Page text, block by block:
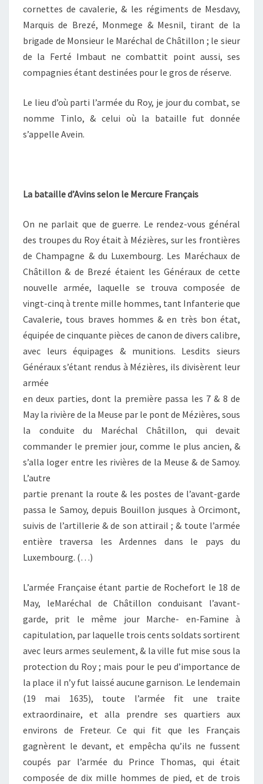
cornettes de cavalerie, & les régiments de Mesdavy,
Marquis de Brezé, Monmege & Mesnil, tirant de la
brigade de Monsieur le Maréchal de Châtillon ; le sieur
de la Ferté Imbaut ne combattit point aussi, ses
compagnies étant destinées pour le gros de réserve.
Le lieu d’où parti l’armée du Roy, je jour du combat, se
nomme Tinlo, & celui où la bataille fut donnée
s’appelle Avein.
La bataille d’Avins selon le Mercure Français
On ne parlait que de guerre. Le rendez-vous général
des troupes du Roy était à Mézières, sur les frontières
de Champagne & du Luxembourg. Les Maréchaux de
Châtillon & de Brezé étaient les Généraux de cette
nouvelle armée, laquelle se trouva composée de
vingt-cinq à trente mille hommes, tant Infanterie que
Cavalerie, tous braves hommes & en très bon état,
équipée de cinquante pièces de canon de divers calibre,
avec leurs équipages & munitions. Lesdits sieurs
Généraux s’étant rendus à Mézières, ils divisèrent leur
armée
en deux parties, dont la première passa les 7 & 8 de
May la rivière de la Meuse par le pont de Mézières, sous
la conduite du Maréchal Châtillon, qui devait
commander le premier jour, comme le plus ancien, &
s’alla loger entre les rivières de la Meuse & de Samoy.
L’autre
partie prenant la route & les postes de l’avant-garde
passa le Samoy, depuis Bouillon jusques à Orcimont,
suivis de l’artillerie & de son attirail ; & toute l’armée
entière traversa les Ardennes dans le pays du
Luxembourg. (…)
L’armée Française étant partie de Rochefort le 18 de
May, leMaréchal de Châtillon conduisant l’avant-
garde, prit le même jour Marche- en-Famine à
capitulation, par laquelle trois cents soldats sortirent
avec leurs armes seulement, & la ville fut mise sous la
protection du Roy ; mais pour le peu d’importance de
la place il n’y fut laissé aucune garnison. Le lendemain
(19 mai 1635), toute l’armée fit une traite
extraordinaire, et alla prendre ses quartiers aux
environs de Freteur. Ce qui fit que les Français
gagnèrent le devant, et empêcha qu’ils ne fussent
coupés par l’armée du Prince Thomas, qui était
composée de dix mille hommes de pied, et de trois